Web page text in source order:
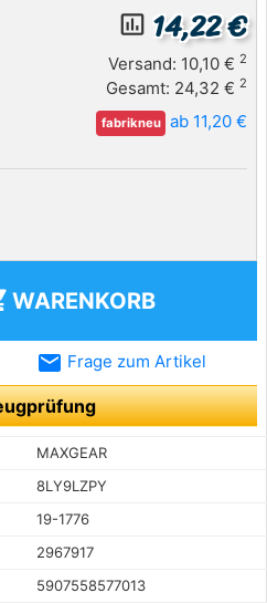
insert_chart_outlined 14,22 €
Versand: 10,10 € 2
Gesamt: 24,32 € 2
fabrikneu ab 11,20 €
WARENKORB
email Frage zum Artikel
MAXGEAR
8LY9LZPY
19-1776
2967917
5907558577013